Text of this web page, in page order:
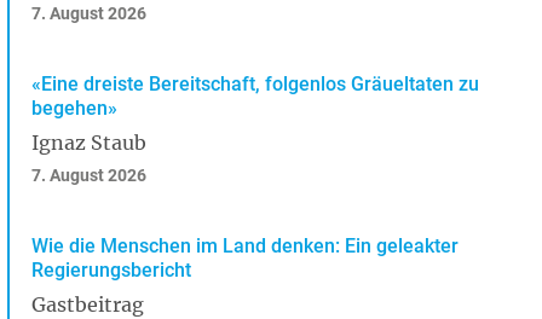
7. August 2026
«Eine dreiste Bereitschaft, folgenlos Gräueltaten zu
begehen»
Ignaz Staub
7. August 2026
Wie die Menschen im Land denken: Ein geleakter
Regierungsbericht
Gastbeitrag